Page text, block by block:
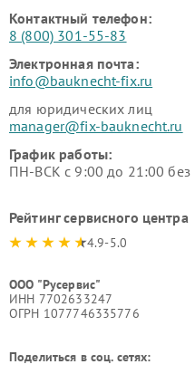
Контактный телефон:
8 (800) 301-55-83
Электронная почта:
info@bauknecht-fix.ru
для юридических лиц
manager@fix-bauknecht.ru
График работы:
ПН-ВСК с 9:00 до 21:00
Рейтинг сервисного центра
4.9-5.0
ООО "Русервис"
ИНН 7702633247
ОГРН 1077746335776
Поделиться в соц. сетях: